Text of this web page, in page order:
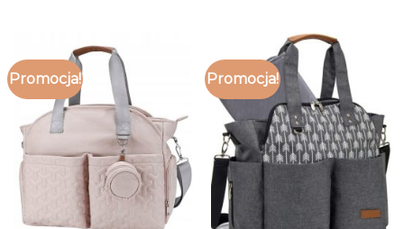
Promocja! Promocja!